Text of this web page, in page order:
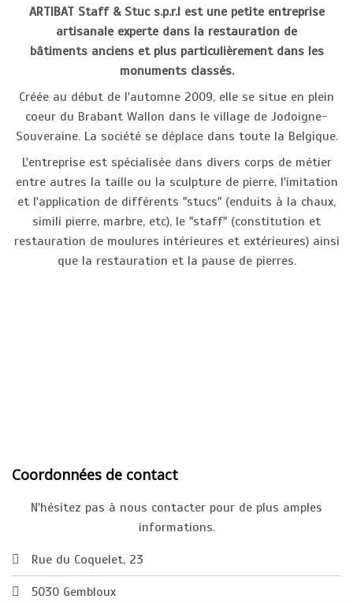
ARTIBAT Staff & Stuc s.p.r.l est une petite entreprise
artisanale experte dans la restauration de
bâtiments anciens et plus particulièrement dans les
monuments classés.
Créée au début de l'automne 2009, elle se situe en plein
coeur du Brabant Wallon dans le village de Jodoigne-
Souveraine. La société se déplace dans toute la Belgique.
L'entreprise est spécialisée dans divers corps de métier
entre autres la taille ou la sculpture de pierre, l'imitation
et l'application de différents "stucs" (enduits à la chaux,
simili pierre, marbre, etc), le "staff" (constitution et
restauration de moulures intérieures et extérieures) ainsi
que la restauration et la pause de pierres.
Coordonnées de contact
N'hésitez pas à nous contacter pour de plus amples
informations.
Rue du Coquelet, 23
5030 Gembloux